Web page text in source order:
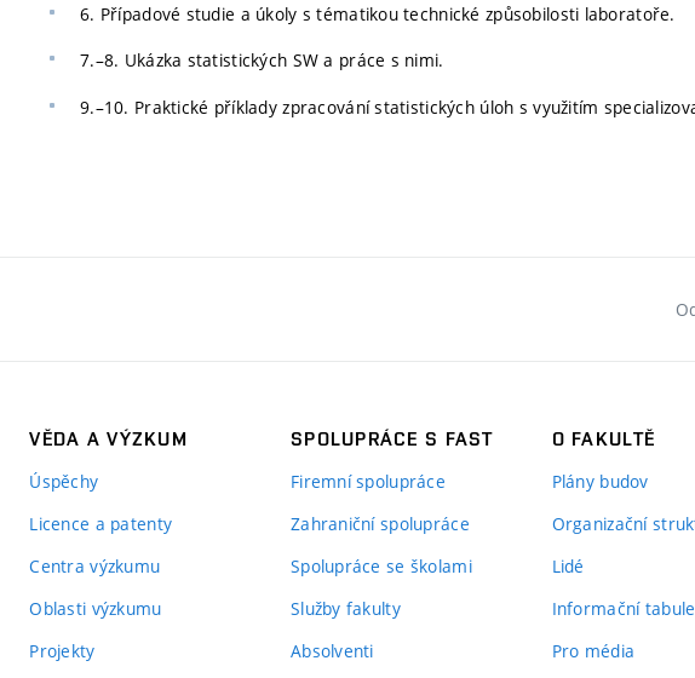
6. Případové studie a úkoly s tématikou technické způsobilosti laboratoře.
7.–8. Ukázka statistických SW a práce s nimi.
9.–10. Praktické příklady zpracování statistických úloh s využitím
VĚDA A VÝZKUM
Úspěchy
Licence a patenty
Centra výzkumu
Oblasti výzkumu
Projekty
SPOLUPRÁCE S FAST
Firemní spolupráce
Zahraniční spolupráce
Spolupráce se školami
Služby fakulty
Absolventi
O FAKULTĚ
Plány budov
Organizační
Lidé
Informační tabule
Pro média